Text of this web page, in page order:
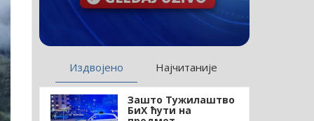
Издвојено Најчитаније
Зашто Тужилаштво
БиХ ћути на